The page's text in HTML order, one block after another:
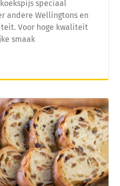
speciaal
andere Wellingtons en
Voor hoge kwaliteit
smaak